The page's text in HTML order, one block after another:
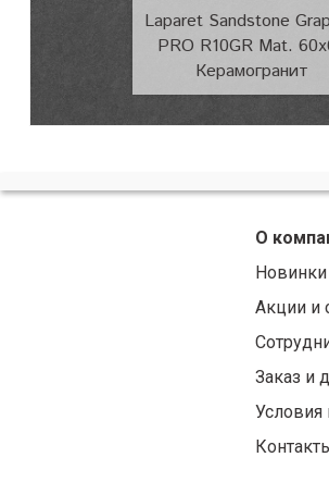
Laparet Sandstone
PRO R10GR Mat.
Керамогранит
О
Новинки
Акции и
Заказ и
Условия